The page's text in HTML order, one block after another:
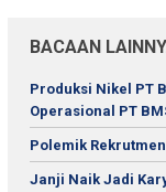
BACAAN
Produksi Nikel PT
Operasional PT
Polemik Rekrutmen
Janji Naik Jadi